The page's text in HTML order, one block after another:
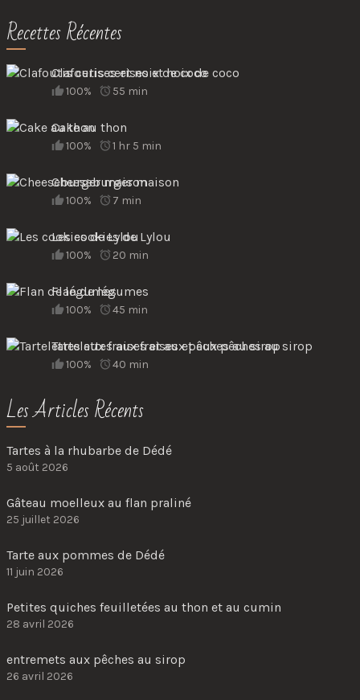
Recettes Récentes
Clafoutis cerises et noix de coco
100% 55 min
Cake au thon
100% 1 hr 5 min
Cheeseburger maison
100% 7 min
Les cookies de Lylou
100% 20 min
Flan de légumes
100% 45 min
Tartelettes aux fraises et aux pêches au sirop
100% 40 min
Les Articles Récents
Tartes à la rhubarbe de Dédé
5 août 2026
Gâteau moelleux au flan praliné
25 juillet 2026
Tarte aux pommes de Dédé
11 juin 2026
Petites quiches feuilletées au thon et au cumin
28 avril 2026
entremets aux pêches au sirop
26 avril 2026